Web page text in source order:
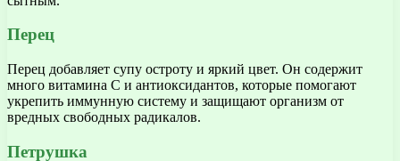
Перец
Перец добавляет супу остроту и яркий цвет. Он содержит
много витамина C и антиоксидантов, которые помогают
укрепить иммунную систему и защищают организм от
вредных свободных радикалов.
Петрушка